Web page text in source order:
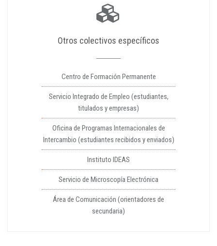
Otros colectivos específicos
Centro de Formación Permanente
Servicio Integrado de Empleo (estudiantes,
titulados y empresas)
Oficina de Programas Internacionales de
Intercambio (estudiantes recibidos y enviados)
Instituto IDEAS
Servicio de Microscopía Electrónica
Área de Comunicación (orientadores de
secundaria)